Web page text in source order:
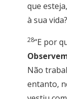
que
à sua vida?
28“E por
Não
entanto,